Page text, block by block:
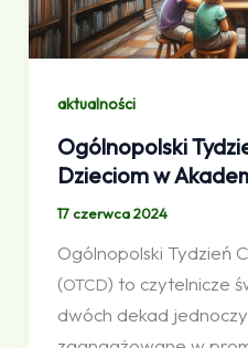
aktualności
Ogólnopolski
Dzieciom w
17 czerwca 2024
Ogólnopolski Tydzień
(OTCD) to czytelnicze
dwóch dekad